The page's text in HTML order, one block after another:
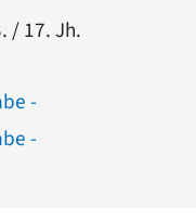
/ 17. Jh.
-
-